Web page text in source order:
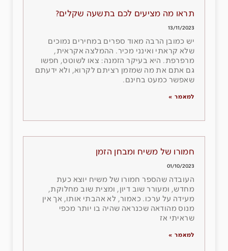
תראו מה מציעים לכם בתשעה שקלים?
13/11/2023
יש כמובן הרבה מאוד ספרים במחירים נמוכים
שלא קראתי ואינני מכיר. ההמלצה אקראית,
מרפרפת. היא בעיקר הזמנה: צאו לשוטט, חפשו
גם אתם את מה שמזמן רציתם לקרוא, ולא ידעתם
שאפשר כמעט בחינם.
למאמר »
חמורו של משיח ומבחן הזמן
01/10/2023
העובדה שהספר חמורו של משיח יוצא כעת
מחדש, ומעורר שוב דיון, ומצית שוב מחלוקת,
מעידה על ערכו. כאמור, לא אהבתי אותו, אך אין
מנוס מהודאה שכנראה שהיה בו יותר מכפי
שראיתי אז
למאמר »